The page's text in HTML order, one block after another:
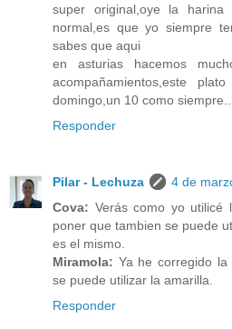
super original,oye la
normal,es que yo siempre
sabes que aqui
en asturias hacemos
acompañamientos,este
domingo,un 10 como
Responder
Pilar - Lechuza
4 de
Cova: Verás como yo
poner que tambien se puede
es el mismo.
Miramola: Ya he corregido
se puede utilizar la amarilla.
Responder